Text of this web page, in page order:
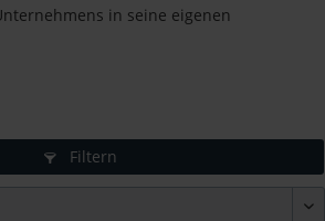
in seine eigenen
Filtern